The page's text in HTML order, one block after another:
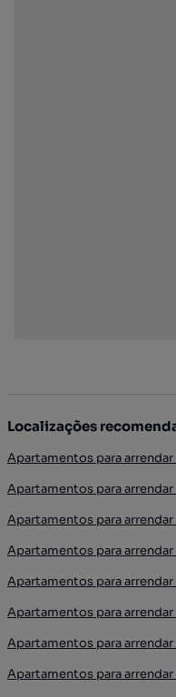
Localizações
Apartamentos para
Apartamentos para arrendar
Apartamentos para
Apartamentos para
Apartamentos para
Apartamentos para arrendar
Apartamentos para
Apartamentos para